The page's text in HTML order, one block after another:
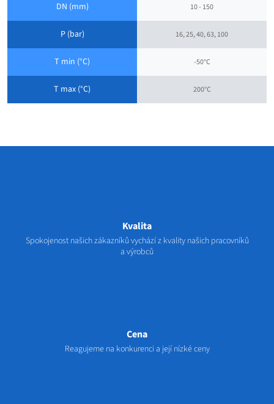
DN (mm) 10 - 150
P (bar) 16, 25, 40, 63, 100
T min (°C) -50°C
T max (°C) 200°C
Kvalita
Spokojenost našich zákazníků vychází z kvality našich pracovníků
a výrobců
Cena
Reagujeme na konkurenci a její nízké ceny